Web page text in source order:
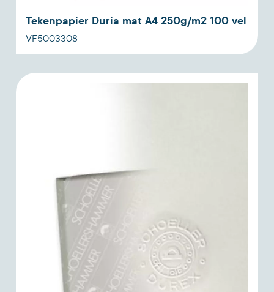
Tekenpapier Duria mat A4 250g/m2 100 vel
VF5003308